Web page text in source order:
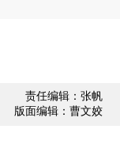
责任编辑：张帆
版面编辑：曹文姣